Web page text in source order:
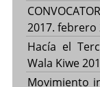
2017. febrero
Hacía el
Wala Kiwe
Movimiento